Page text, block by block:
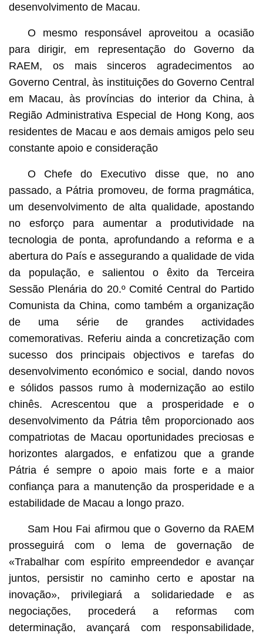
desenvolvimento de Macau.
O mesmo responsável aproveitou a ocasião
para dirigir, em representação do Governo da
RAEM, os mais sinceros agradecimentos ao
Governo Central, às instituições do Governo Central
em Macau, às províncias do interior da China, à
Região Administrativa Especial de Hong Kong, aos
residentes de Macau e aos demais amigos pelo seu
constante apoio e consideração
O Chefe do Executivo disse que, no ano
passado, a Pátria promoveu, de forma pragmática,
um desenvolvimento de alta qualidade, apostando
no esforço para aumentar a produtividade na
tecnologia de ponta, aprofundando a reforma e a
abertura do País e assegurando a qualidade de vida
da população, e salientou o êxito da Terceira
Sessão Plenária do 20.º Comité Central do Partido
Comunista da China, como também a organização
de uma série de grandes actividades
comemorativas. Referiu ainda a concretização com
sucesso dos principais objectivos e tarefas do
desenvolvimento económico e social, dando novos
e sólidos passos rumo à modernização ao estilo
chinês. Acrescentou que a prosperidade e o
desenvolvimento da Pátria têm proporcionado aos
compatriotas de Macau oportunidades preciosas e
horizontes alargados, e enfatizou que a grande
Pátria é sempre o apoio mais forte e a maior
confiança para a manutenção da prosperidade e a
estabilidade de Macau a longo prazo.
Sam Hou Fai afirmou que o Governo da RAEM
prosseguirá com o lema de governação de
«Trabalhar com espírito empreendedor e avançar
juntos, persistir no caminho certo e apostar na
inovação», privilegiará a solidariedade e as
negociações, procederá a reformas com
determinação, avançará com responsabilidade,